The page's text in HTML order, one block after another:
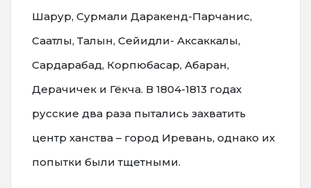
Шарур, Сурмали Даракенд-Парчанис,
Саатлы, Талын, Сейидли- Аксаккалы,
Сардарабад, Корпюбасар, Абаран,
Дерачичек и Гёкча. В 1804-1813 годах
русские два раза пытались захватить
центр ханства – город Иревань, однако их
попытки были тщетными.